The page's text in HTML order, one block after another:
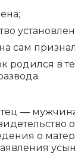
сам признал
родился в
—
о